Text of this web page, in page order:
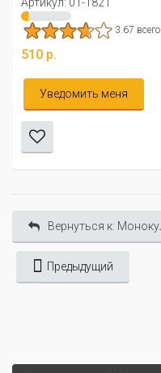
всего 3
Вернуться к:
Предыдущий